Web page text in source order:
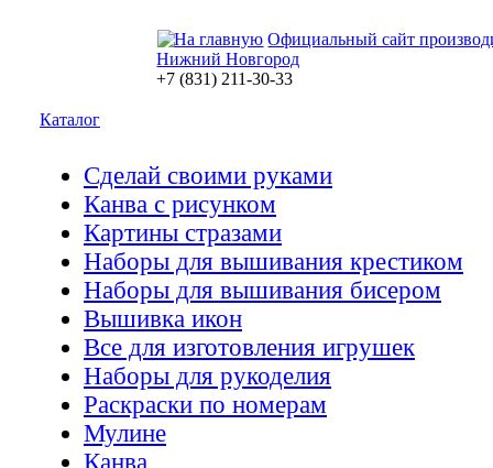
Официальный сайт
Нижний Новгород
+7 (831) 211-30-33
Каталог
Сделай своими руками
Канва с рисунком
Картины стразами
Наборы для вышивания крестиком
Наборы для вышивания бисером
Вышивка икон
Все для изготовления игрушек
Наборы для рукоделия
Раскраски по номерам
Мулине
Канва